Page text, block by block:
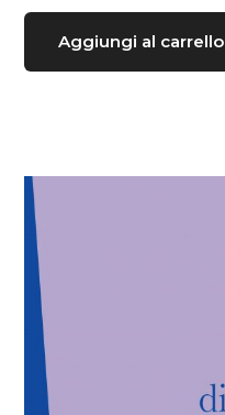
Aggiungi al carrello